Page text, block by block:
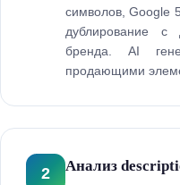
символов, Google
дублирование с
бренда. AI
продающими
2 Анализ